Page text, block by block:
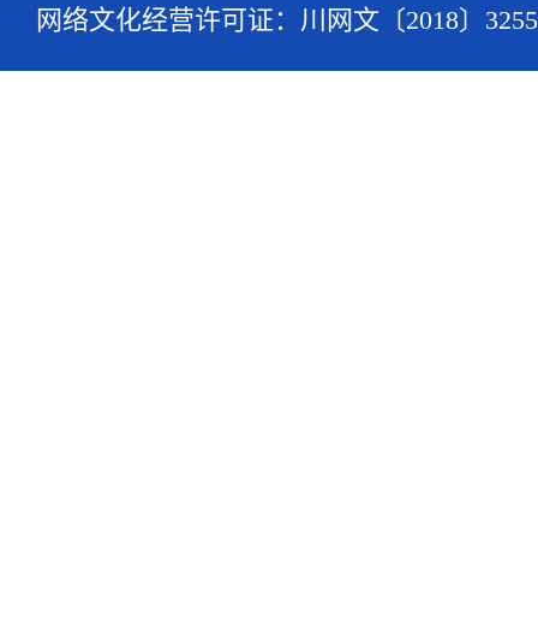
网络文化经营许可证：川网文〔2018〕